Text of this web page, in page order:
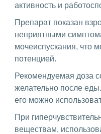
активность и
Препарат показан
неприятными
мочеиспускания, что
потенцией.
Рекомендуемая доза
желательно после
его можно
При
веществам,